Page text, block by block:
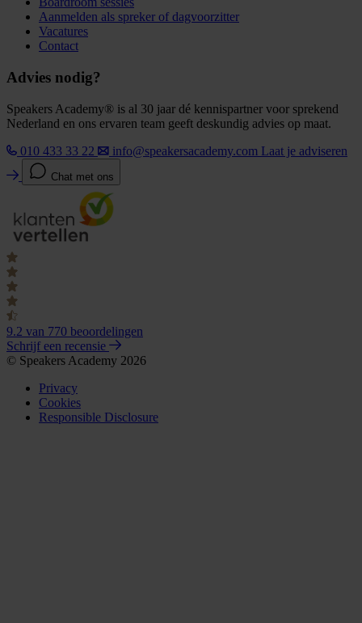
Aanmelden als spreker of dagvoorzitter
Vacatures
Contact
Advies nodig?
Speakers Academy® is al 30 jaar dé kennispartner voor sprekend
Nederland en ons ervaren team geeft deskundig advies op maat.
010 433 33 22
info@speakersacademy.com Laat je adviseren
Chat met ons
9.2 van 770 beoordelingen
Schrijf een recensie
© Speakers Academy 2026
Privacy
Cookies
Responsible Disclosure